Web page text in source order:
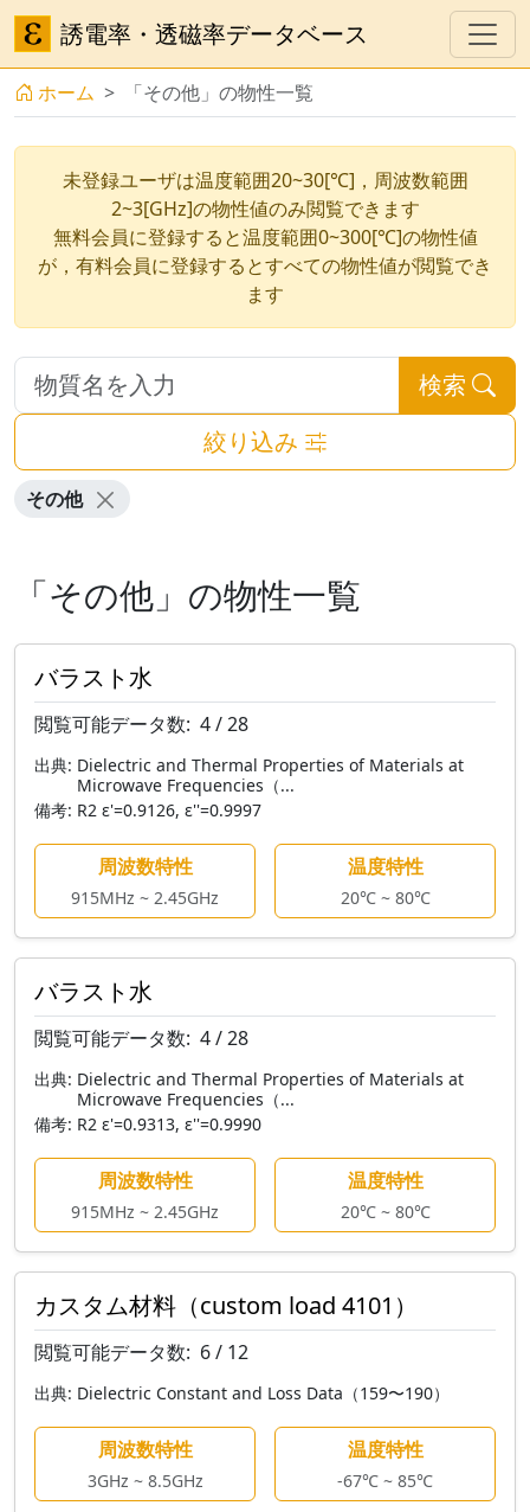
誘電率・透磁率データベース
ホーム 「その他」の物性一覧
未登録ユーザは温度範囲20~30[℃]，周波数範囲
2~3[GHz]の物性値のみ閲覧できます
無料会員に登録すると温度範囲0~300[℃]の物性値
が，有料会員に登録するとすべての物性値が閲覧でき
ます
検索
絞り込み
その他
「その他」の物性一覧
バラスト水
閲覧可能データ数: 4 / 28
出典: Dielectric and Thermal Properties of Materials at
Microwave Frequencies（...
備考: R2 ε'=0.9126, ε''=0.9997
周波数特性
915MHz ~ 2.45GHz
温度特性
20℃ ~ 80℃
バラスト水
閲覧可能データ数: 4 / 28
出典: Dielectric and Thermal Properties of Materials at
Microwave Frequencies（...
備考: R2 ε'=0.9313, ε''=0.9990
周波数特性
915MHz ~ 2.45GHz
温度特性
20℃ ~ 80℃
カスタム材料（custom load 4101）
閲覧可能データ数: 6 / 12
出典: Dielectric Constant and Loss Data（159〜190）
周波数特性
3GHz ~ 8.5GHz
温度特性
-67℃ ~ 85℃